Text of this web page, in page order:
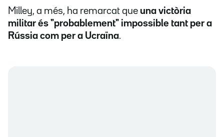
Milley, a més, ha remarcat que una victòria
militar és "probablement" impossible tant per a
Rússia com per a Ucraïna.